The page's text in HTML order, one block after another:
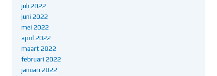
juli 2022
juni 2022
mei 2022
april 2022
maart 2022
februari 2022
januari 2022